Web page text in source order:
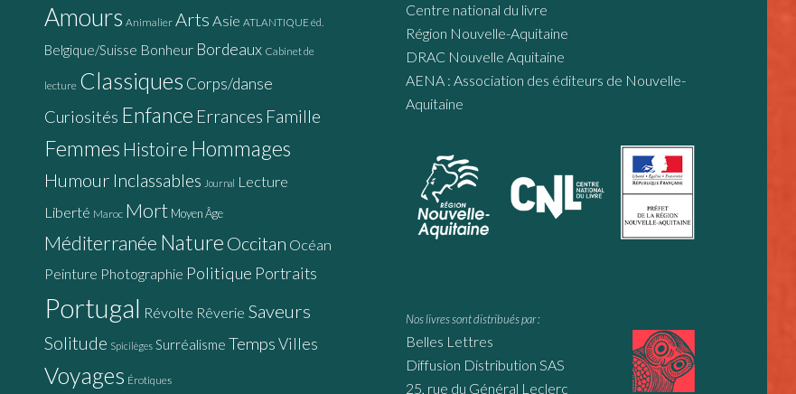
Amours Animalier Arts Asie ATLANTIQUE éd.
Belgique/Suisse Bonheur Bordeaux Cabinet de
lecture Classiques Corps/danse
Curiosités Enfance Errances Famille
Femmes Histoire Hommages
Humour Inclassables Journal Lecture
Liberté Maroc Mort Moyen Âge
Méditerranée Nature Occitan Océan
Peinture Photographie Politique Portraits
Portugal Révolte Rêverie Saveurs
Solitude Spicilèges Surréalisme TempsVilles
Voyages Érotiques
Centre national du livre
Région Nouvelle-Aquitaine
DRAC Nouvelle Aquitaine
AENA : Association des éditeurs de Nouvelle-
Aquitaine
Nos livres sont distribués par :
Belles Lettres
Diffusion Distribution SAS
25, rue du Général Leclerc